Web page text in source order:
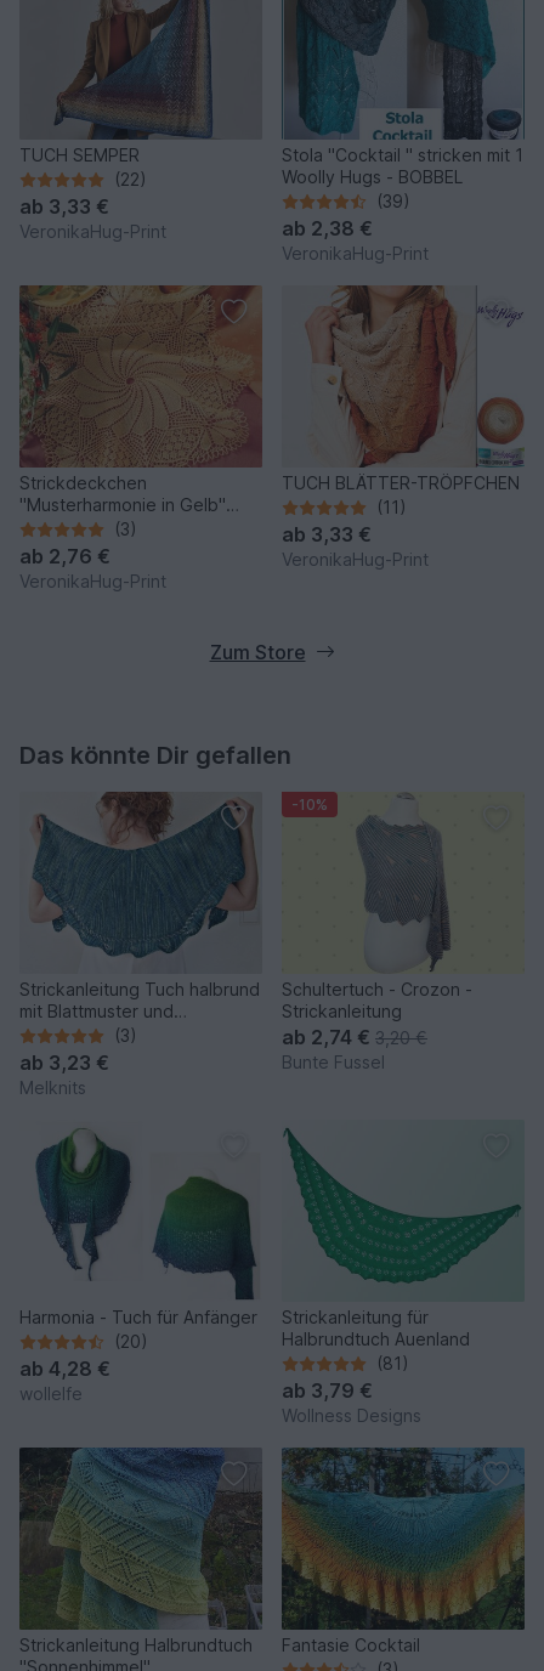
TUCH SEMPER
(22)
ab 3,33 €
VeronikaHug-Print
Stola "Cocktail " stricken mit 1
Woolly Hugs - BOBBEL
(39)
ab 2,38 €
VeronikaHug-Print
Strickdeckchen
"Musterharmonie in Gelb"
Kunststrickdeckchen
(3)
ab 2,76 €
VeronikaHug-Print
TUCH BLÄTTER-TRÖPFCHEN
(11)
ab 3,33 €
VeronikaHug-Print
Zum Store
Das könnte Dir gefallen
Strickanleitung Tuch halbrund
mit Blattmuster und
verkürzten Reihen
(3)
ab 3,23 €
Melknits
-10%
Schultertuch - Crozon -
Strickanleitung
ab 2,74 € 3,20 €
Bunte Fussel
Harmonia - Tuch für Anfänger
(20)
ab 4,28 €
wollelfe
Strickanleitung für
Halbrundtuch Auenland
(81)
ab 3,79 €
Wollness Designs
Strickanleitung Halbrundtuch
Fantasie Cocktail